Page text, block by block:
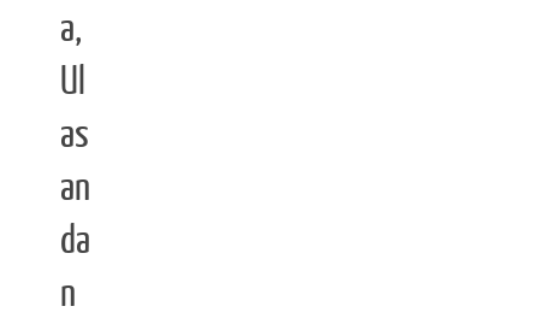
a,
Ul
as
an
da
n